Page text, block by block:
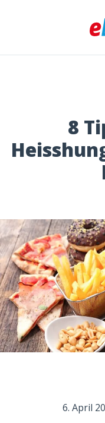
8
6. April